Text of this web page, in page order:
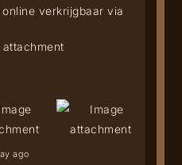
online verkrijgbaar via
ago